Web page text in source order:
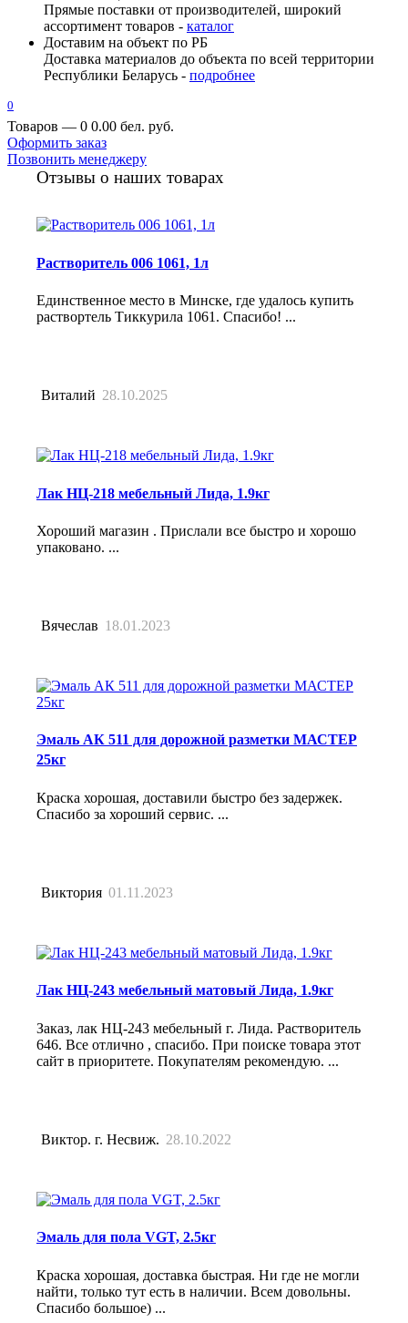
Прямые поставки от производителей, широкий
ассортимент товаров - каталог
Доставим на объект по РБ
Доставка материалов до объекта по всей территории
Республики Беларусь - подробнее
0
Товаров — 0 0.00 бел. руб.
Оформить заказ
Позвонить менеджеру
Отзывы о наших товарах
Растворитель 006 1061, 1л
Единственное место в Минске, где удалось купить
раствортель Тиккурила 1061. Спасибо! ...
Виталий 28.10.2025
Лак НЦ-218 мебельный Лида, 1.9кг
Хороший магазин . Прислали все быстро и хорошо
упаковано. ...
Вячеслав 18.01.2023
Эмаль АК 511 для дорожной разметки МАСТЕР
25кг
Краска хорошая, доставили быстро без задержек.
Спасибо за хороший сервис. ...
Виктория 01.11.2023
Лак НЦ-243 мебельный матовый Лида, 1.9кг
Заказ, лак НЦ-243 мебельный г. Лида. Растворитель
646. Все отлично , спасибо. При поиске товара этот
сайт в приоритете. Покупателям рекомендую. ...
Виктор. г. Несвиж. 28.10.2022
Эмаль для пола VGT, 2.5кг
Краска хорошая, доставка быстрая. Ни где не могли
найти, только тут есть в наличии. Всем довольны.
Спасибо большое) ...